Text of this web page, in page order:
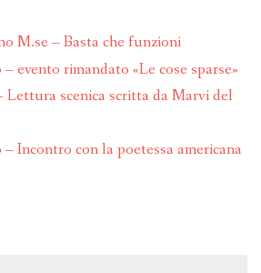
M.se – Basta che funzioni
evento rimandato «Le cose sparse»
Lettura scenica scritta da Marvi del
Incontro con la poetessa americana